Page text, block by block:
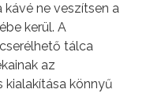
ne veszítsen a
kerül. A
tálca
az
kialakítása könnyű